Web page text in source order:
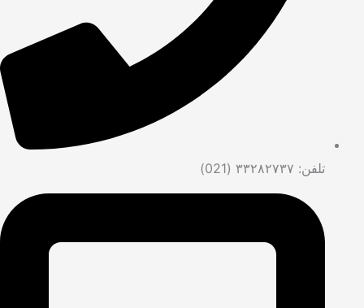
تلفن: ۳۳۲۸۲۷۳۷ (021)